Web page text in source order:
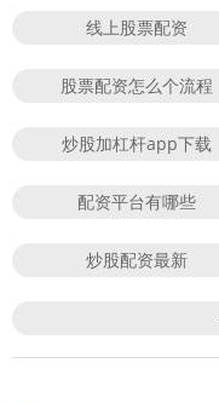
线上股票配资
股票配资怎么个流程
炒股加杠杆app下载
配资平台有哪些
炒股配资最新